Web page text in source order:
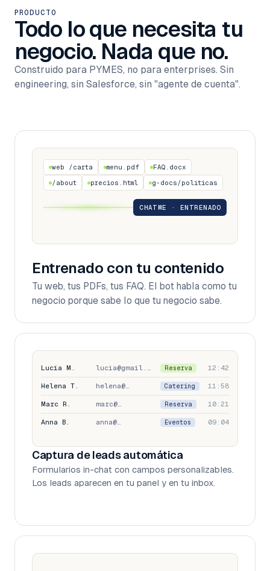
PRODUCTO
Todo lo que necesita tu
negocio. Nada que no.
Construido para PYMES, no para enterprises. Sin
engineering, sin Salesforce, sin "agente de cuenta".
web /carta menu.pdf FAQ.docx
/about precios.html g-docs/políticas
CHATME · ENTRENADO
Entrenado con tu contenido
Tu web, tus PDFs, tus FAQ. El bot habla como tu
negocio porque sabe lo que tu negocio sabe.
Lucía M. lucia@gmail.com Reserva 12:42
Helena T. helena@… Catering 11:58
Marc R. marc@… Reserva 10:21
Anna B. anna@… Eventos 09:04
Captura de leads automática
Formularios in-chat con campos personalizables.
Los leads aparecen en tu panel y en tu inbox.